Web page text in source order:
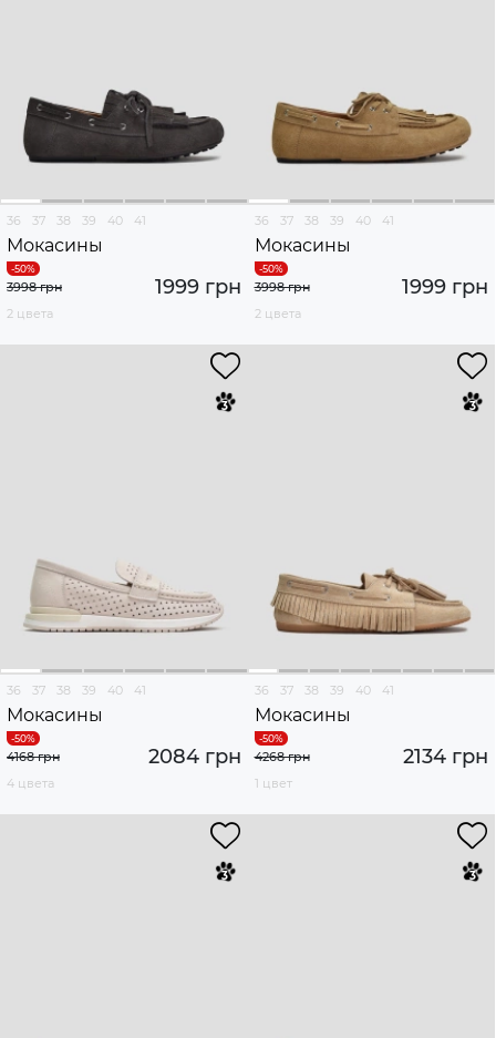
36 37 38 39 40 41
Мокасины
1999 грн
3998 грн
2 цвета
36 37 38 39 40 41
Мокасины
1999 грн
3998 грн
2 цвета
36 37 38 39 40 41
Мокасины
2084 грн
4168 грн
4 цвета
36 37 38 39 40 41
Мокасины
2134 грн
4268 грн
1 цвет